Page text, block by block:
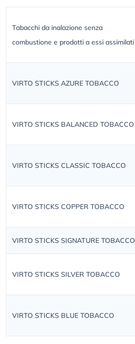
Tabacchi da inalazione senza
combustione e prodotti a essi assimilati
VIRTO STICKS AZURE TOBACCO
VIRTO STICKS BALANCED TOBACCO
VIRTO STICKS CLASSIC TOBACCO
VIRTO STICKS COPPER TOBACCO
VIRTO STICKS SIGNATURE TOBACCO
VIRTO STICKS SILVER TOBACCO
VIRTO STICKS BLUE TOBACCO